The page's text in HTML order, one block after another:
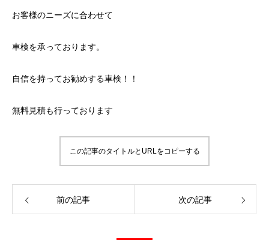
お客様のニーズに合わせて
車検を承っております。
自信を持ってお勧めする車検！！
無料見積も行っております
この記事のタイトルとURLをコピーする
前の記事 次の記事